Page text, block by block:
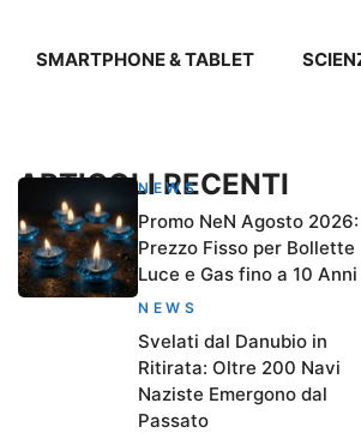
SMARTPHONE & TABLET
ARTICOLI RECENTI
NEWS
Promo NeN Agosto 2026:
Prezzo Fisso per Bollette
Luce e Gas fino a 10 Anni
NEWS
Svelati dal Danubio in
Ritirata: Oltre 200 Navi
Naziste Emergono dal
Passato